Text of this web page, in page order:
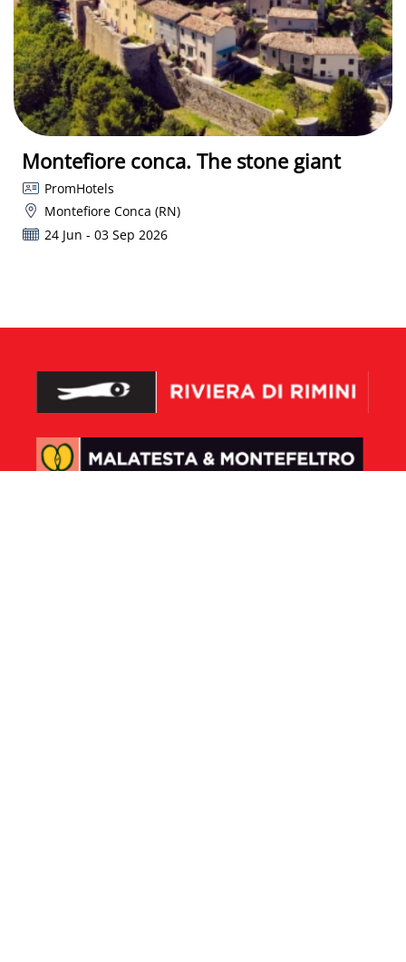
Montefiore conca. The stone giant
PromHotels
Montefiore Conca (RN)
24 Jun - 03 Sep 2026